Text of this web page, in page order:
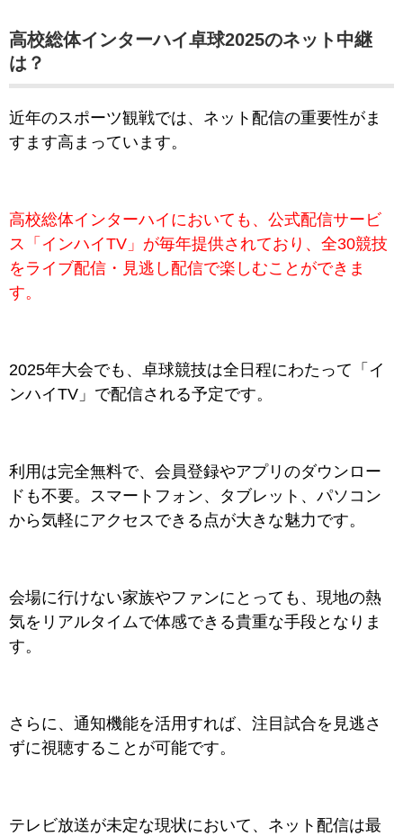
高校総体インターハイ卓球2025のネット中継
は？
近年のスポーツ観戦では、ネット配信の重要性がま
すます高まっています。
高校総体インターハイにおいても、公式配信サービ
ス「インハイTV」が毎年提供されており、全30競技
をライブ配信・見逃し配信で楽しむことができま
す。
2025年大会でも、卓球競技は全日程にわたって「イ
ンハイTV」で配信される予定です。
利用は完全無料で、会員登録やアプリのダウンロー
ドも不要。スマートフォン、タブレット、パソコン
から気軽にアクセスできる点が大きな魅力です。
会場に行けない家族やファンにとっても、現地の熱
気をリアルタイムで体感できる貴重な手段となりま
す。
さらに、通知機能を活用すれば、注目試合を見逃さ
ずに視聴することが可能です。
テレビ放送が未定な現状において、ネット配信は最